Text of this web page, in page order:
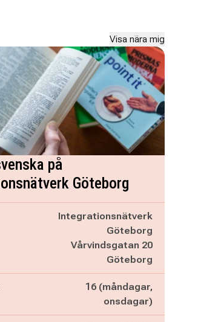
Visa nära mig
på
Göteborg
Integrationsnätverk
Göteborg
Vårvindsgatan 20
Göteborg
16 (måndagar,
onsdagar)